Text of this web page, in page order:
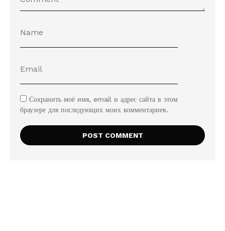
Сохранить моё имя, email и адрес сайта в этом
браузере для последующих моих комментариев.